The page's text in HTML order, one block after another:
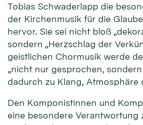
Tobias Schwaderlapp die
der Kirchenmusik für die
hervor. Sie sei nicht bloß
sondern „Herzschlag der
geistlichen Chormusik werde
„nicht nur gesprochen,
dadurch zu Klang, Atmosphäre
Den Komponistinnen und
eine besondere Verantwortung